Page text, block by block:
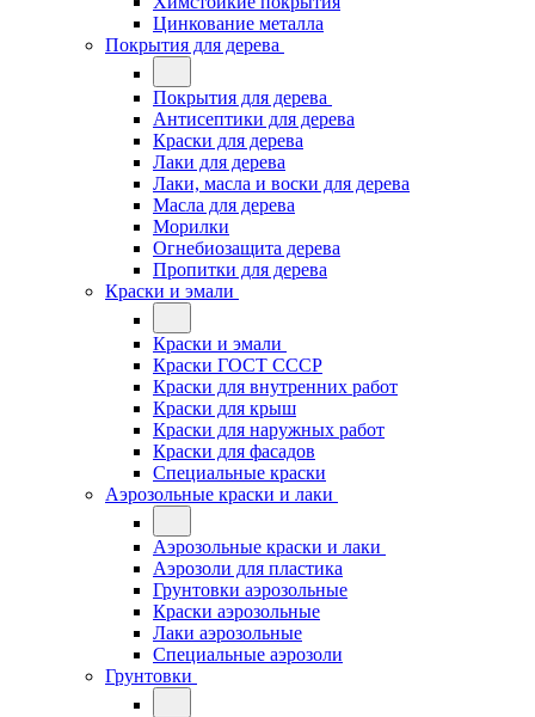
Цинкование металла
Покрытия для дерева
Покрытия для дерева
Антисептики для дерева
Краски для дерева
Лаки для дерева
Лаки, масла и воски для дерева
Масла для дерева
Морилки
Огнебиозащита дерева
Пропитки для дерева
Краски и эмали
Краски и эмали
Краски ГОСТ СССР
Краски для внутренних работ
Краски для крыш
Краски для наружных работ
Краски для фасадов
Специальные краски
Аэрозольные краски и лаки
Аэрозольные краски и лаки
Аэрозоли для пластика
Грунтовки аэрозольные
Краски аэрозольные
Лаки аэрозольные
Специальные аэрозоли
Грунтовки